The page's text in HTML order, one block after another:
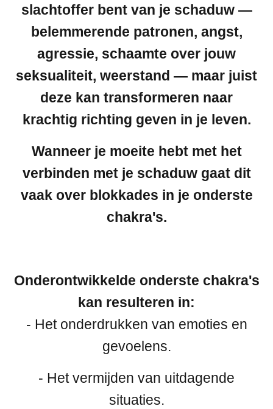
slachtoffer bent van je schaduw —
belemmerende patronen, angst,
agressie, schaamte over jouw
seksualiteit, weerstand — maar juist
deze kan transformeren naar
krachtig richting geven in je leven.
Wanneer je moeite hebt met het
verbinden met je schaduw gaat dit
vaak over blokkades in je onderste
chakra's.
Onderontwikkelde onderste chakra's
kan resulteren in:
- Het onderdrukken van emoties en
gevoelens.
- Het vermijden van uitdagende
situaties.